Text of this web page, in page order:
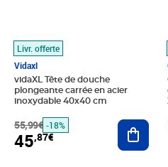
Livr. offerte
Vidaxl
vidaXL Tête de douche
plongeante carrée en acier
inoxydable 40x40 cm
55,99€ -18%
45,87€